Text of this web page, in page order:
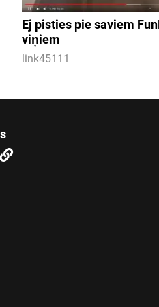
Ej pisties pie saviem
viņiem
link45111